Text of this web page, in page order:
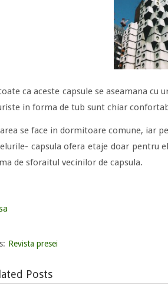
ca aceste capsule se aseamana cu
in forma de tub sunt chiar
se face in dormitoare comune, iar
capsula ofera etaje doar pentru
de sforaitul vecinilor de capsula.
Revista presei
Posts